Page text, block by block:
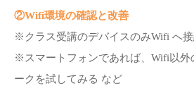
②Wifi環境の確認と改善
※クラス受講のデバイスのみWifi へ接
※スマートフォンであれば、Wifi以外
ークを試してみる など